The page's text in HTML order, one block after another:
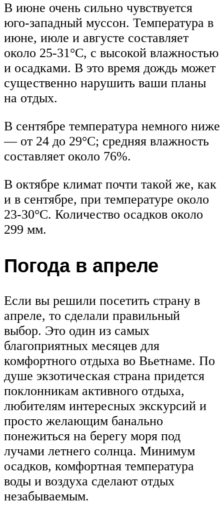
В июне очень сильно чувствуется
юго-западный муссон. Температура в
июне, июле и августе составляет
около 25-31°C, с высокой влажностью
и осадками. В это время дождь может
существенно нарушить ваши планы
на отдых.
В сентябре температура немного ниже
— от 24 до 29°C; средняя влажность
составляет около 76%.
В октябре климат почти такой же, как
и в сентябре, при температуре около
23-30°C. Количество осадков около
299 мм.
Погода в апреле
Если вы решили посетить страну в
апреле, то сделали правильный
выбор. Это один из самых
благоприятных месяцев для
комфортного отдыха во Вьетнаме. По
душе экзотическая страна придется
поклонникам активного отдыха,
любителям интересных экскурсий и
просто желающим банально
понежиться на берегу моря под
лучами летнего солнца. Минимум
осадков, комфортная температура
воды и воздуха сделают отдых
незабываемым.